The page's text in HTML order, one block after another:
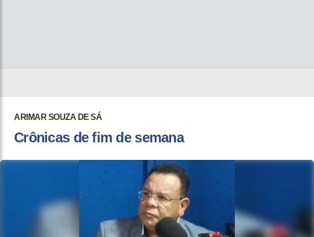
ARIMAR SOUZA DE SÁ
Crônicas de fim de semana